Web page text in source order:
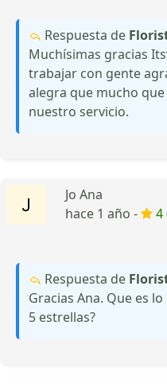
Respuesta de
Muchísimas gracias
trabajar con gente
alegra que mucho
nuestro servicio.
Jo Ana
hace 1 año -
4
Respuesta de
Gracias Ana. Que es
5 estrellas?